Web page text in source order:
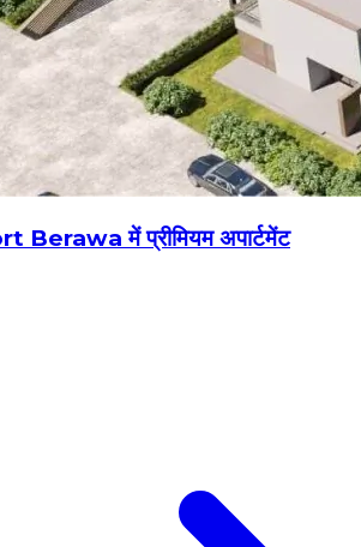
में प्रीमियम अपार्टमेंट